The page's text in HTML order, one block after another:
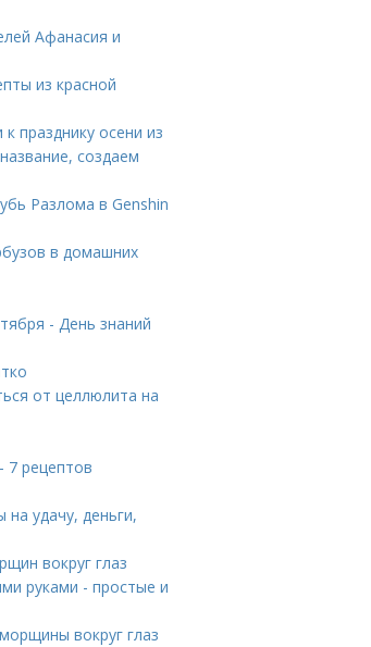
Афанасия и
из красной
празднику осени из
создаем
Разлома в Genshin
в домашних
- День знаний
от целлюлита на
7 рецептов
удачу, деньги,
вокруг глаз
руками - простые и
вокруг глаз